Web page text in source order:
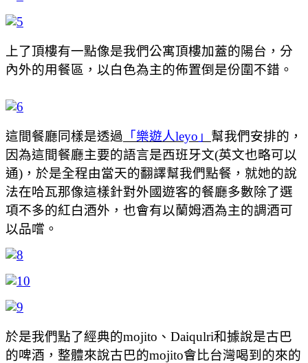
上了頂樓有一點像是我們公寓頂樓加蓋的陽台，分
內外的用餐區，以白色為主的佈置倒是份圍不錯。
這間餐廳同樣是透過 「樂遊人leyo」 幫我們安排的，
因為這間餐廳主要的語言是西班牙文(英文也略可以
通)，於是全程由當天的翻譯幫我們點餐，就她的說
法在哈瓦那像這樣針對外國遊客的餐廳多數除了選
項不多的紅白酒外，也會有以蘭姆酒為主的調酒可
以品嚐。
於是我們點了經典的mojito、Daiqulri和據說是古巴
的啤酒，整體來說古巴的mojito會比台灣喝到的來的